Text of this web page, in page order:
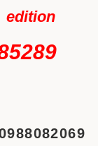
edition